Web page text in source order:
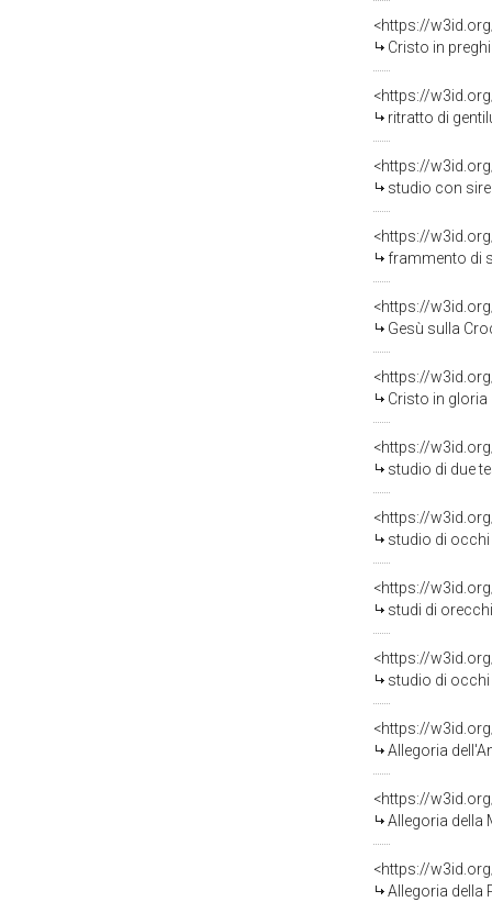
<https://
Cristo in preghiera
<https://
ritratto di
<https://
studio con sirena
<https://
frammento di
<https://
Gesù sulla
<https://
Cristo in gloria
<https://
studio di due
<https://
studio di occhi e
<https://
studi di orecchie
<https://
studio di occhi
<https://
Allegoria
<https://
Allegoria della
<https://
Allegoria della